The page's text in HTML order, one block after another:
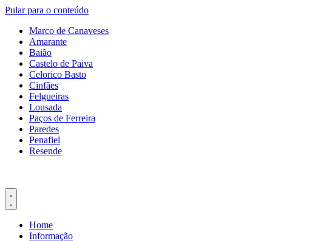
Pular para o conteúdo
Marco de Canaveses
Amarante
Baião
Castelo de Paiva
Celorico Basto
Cinfães
Felgueiras
Lousada
Paços de Ferreira
Paredes
Penafiel
Resende
Home
Informação